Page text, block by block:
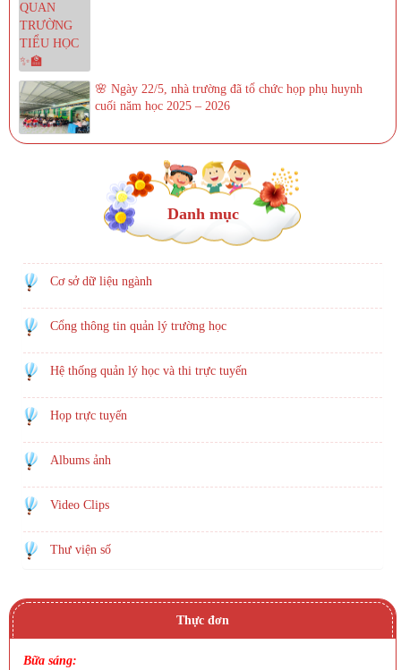
🌸 Ngày 22/5, nhà trường đã tổ chức họp phụ huynh
cuối năm học 2025 – 2026
Danh mục
Cơ sở dữ liệu ngành
Cổng thông tin quản lý trường học
Hệ thống quản lý học và thi trực tuyến
Họp trực tuyến
Albums ảnh
Video Clips
Thư viện số
Thực đơn
Bữa sáng: